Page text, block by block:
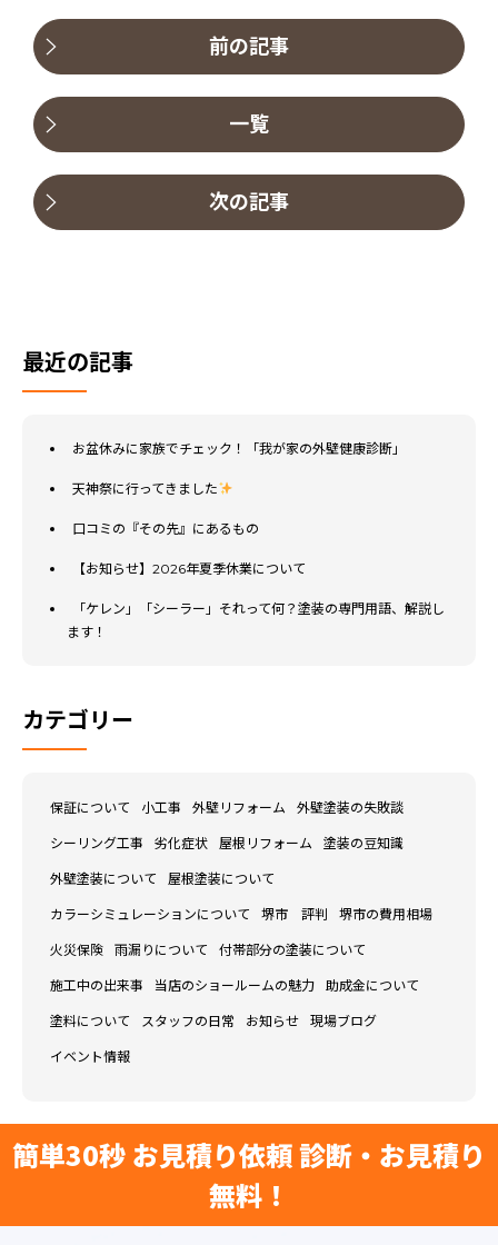
前の記事
一覧
次の記事
最近の記事
お盆休みに家族でチェック！「我が家の外壁健康診断」
天神祭に行ってきました
口コミの『その先』にあるもの
【お知らせ】2026年夏季休業について
「ケレン」「シーラー」それって何？塗装の専門用語、解説し
ます！
カテゴリー
保証について 小工事 外壁リフォーム 外壁塗装の失敗談
シーリング工事 劣化症状 屋根リフォーム 塗装の豆知識
外壁塗装について 屋根塗装について
カラーシミュレーションについて 堺市 評判 堺市の費用相場
火災保険 雨漏りについて 付帯部分の塗装について
施工中の出来事 当店のショールームの魅力 助成金について
塗料について スタッフの日常 お知らせ 現場ブログ
イベント情報
簡単30秒 お見積り依頼 診断・お見積り
無料！